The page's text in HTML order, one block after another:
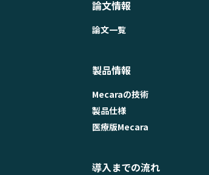
論文情報
論文一覧
製品情報
Mecaraの技術
製品仕様
医療版Mecara
導入までの流れ